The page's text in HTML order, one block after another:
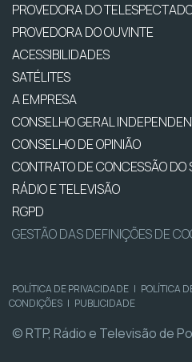
PROVEDORA DO
PROVEDORA DO OUVINTE
ACESSIBILIDADES
SATÉLITES
A EMPRESA
CONSELHO GERAL
CONSELHO DE OPINIÃO
CONTRATO DE CONCESSÃO DO
RÁDIO E TELEVISÃO
RGPD
GESTÃO DAS DEFINIÇÕES DE
POLÍTICA DE PRIVACIDADE | POLÍTICA
CONDIÇÕES | PUBLICIDADE
© RTP, Rádio e Televisão de